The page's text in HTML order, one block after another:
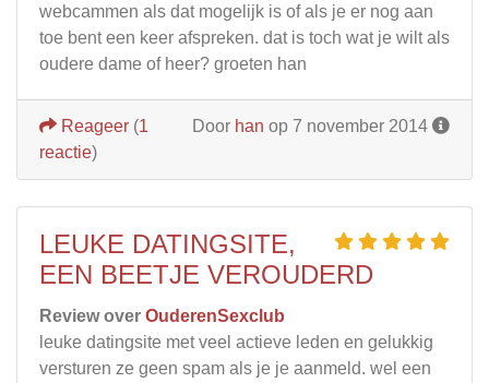
webcammen als dat mogelijk is of als je er nog aan
toe bent een keer afspreken. dat is toch wat je wilt als
oudere dame of heer? groeten han
Door han op 7 november 2014
Reageer (1
reactie)
LEUKE DATINGSITE,
EEN BEETJE VEROUDERD
Review over OuderenSexclub
leuke datingsite met veel actieve leden en gelukkig
versturen ze geen spam als je je aanmeld. wel een